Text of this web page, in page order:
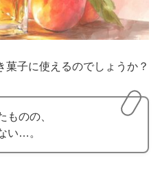
菓子に使えるのでしょうか？
ものの、
い…。